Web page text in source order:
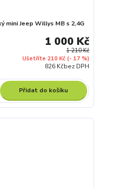
mini Jeep Willys MB s 2,4G
1 210 Kč
Ušetříte 210 Kč (- 17 %)
1 000 Kč
826 Kčbez DPH
Přidat do košíku